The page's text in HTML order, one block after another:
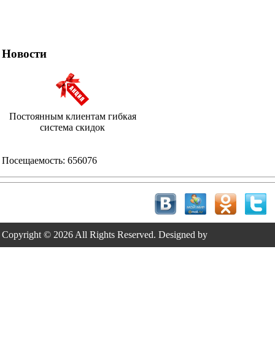
Новости
Постоянным клиентам гибкая
система скидок
Посещаемость: 656076
Copyright © 2026 All Rights Reserved. Designed by